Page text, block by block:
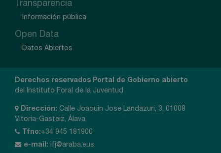
Transparencia
Información pública
Open Data
Datos Abiertos
Derechos reservados Portal de Gobierno abierto
del Instituto Foral de la Juventud
Dirección: Calle Joaquin Jose Landazuri, 3, 01008
Vitoria-Gasteiz, Álava
Tfno:+34 945 181900
e-mail: ifj@araba.eus